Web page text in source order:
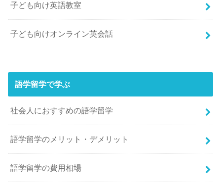
子ども向け英語教室
子ども向けオンライン英会話
語学留学で学ぶ
社会人におすすめの語学留学
語学留学のメリット・デメリット
語学留学の費用相場